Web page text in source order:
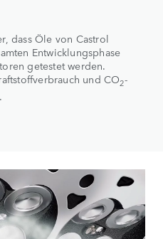
dass Öle von Castrol
Entwicklungsphase
getestet werden.
und CO2-